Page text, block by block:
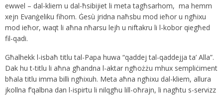
ewwel – dal-kliem u dal-ħsibijiet li meta tagħsarhom, ma hemm
xejn Evanġeliku fihom. Ġesù jridna naħsbu mod ieħor u ngħixu
mod ieħor, waqt li aħna nħarsu lejh u niftakru li l-kobor qiegħed
fil-qadi.
Għalhekk l-isbaħ titlu tal-Papa huwa “qaddej tal-qaddejja ta’ Alla”.
Dak hu t-titlu li aħna għandna l-aktar ngħożżu mhux sempliċiment
bħala titlu imma billi ngħixuh. Meta aħna ngħixu dal-kliem, allura
jkollna f’qalbna dan l-ispirtu li nilqgħu lill-oħrajn, li nagħtu s-servizz